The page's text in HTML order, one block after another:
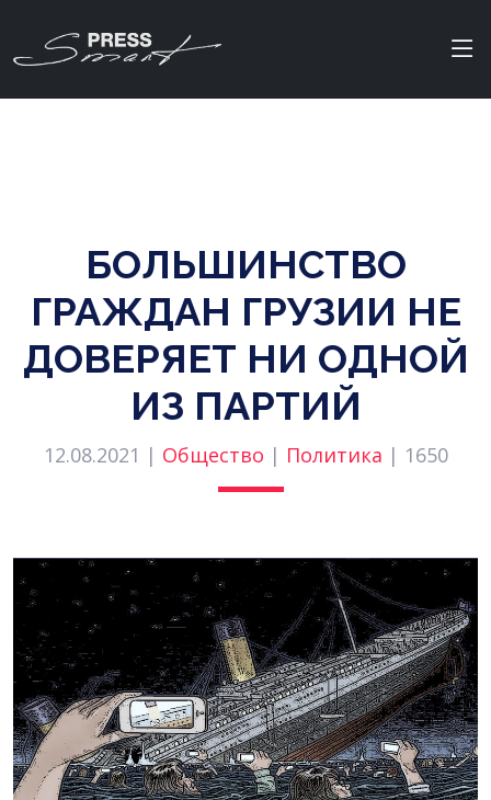
БОЛЬШИНСТВО
ГРАЖДАН ГРУЗИИ НЕ
ДОВЕРЯЕТ НИ ОДНОЙ
ИЗ ПАРТИЙ
12.08.2021 | Общество | Политика | 1650